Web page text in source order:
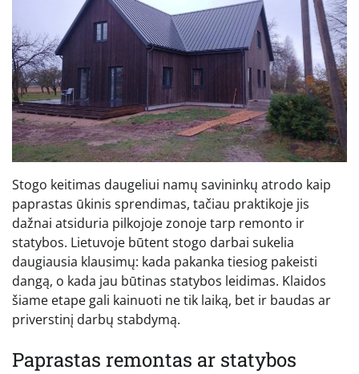
Stogo keitimas daugeliui namų savininkų atrodo kaip
paprastas ūkinis sprendimas, tačiau praktikoje jis
dažnai atsiduria pilkojoje zonoje tarp remonto ir
statybos. Lietuvoje būtent stogo darbai sukelia
daugiausia klausimų: kada pakanka tiesiog pakeisti
dangą, o kada jau būtinas statybos leidimas. Klaidos
šiame etape gali kainuoti ne tik laiką, bet ir baudas ar
priverstinį darbų stabdymą.
Paprastas remontas ar statybos